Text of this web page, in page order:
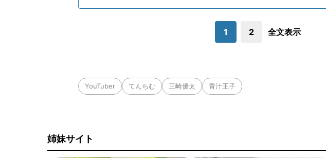
1 2 全文表示
YouTuber てんちむ 三崎優太 青汁王子
姉妹サイト